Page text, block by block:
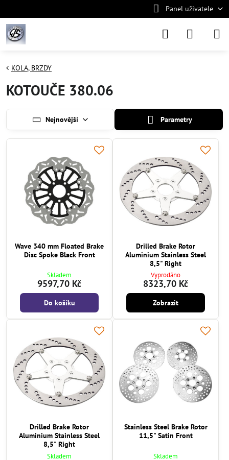
Panel uživatele
KOLA, BRZDY
KOTOUČE 380.06
Nejnovější Parametry
Wave 340 mm Floated Brake
Disc Spoke Black Front
Skladem
9597,70 Kč
Do košíku
Drilled Brake Rotor
Aluminium Stainless Steel
8,5" Right
Vyprodáno
8323,70 Kč
Zobrazit
Drilled Brake Rotor
Aluminium Stainless Steel
8,5" Right
Skladem
Stainless Steel Brake Rotor
11,5" Satin Front
Skladem